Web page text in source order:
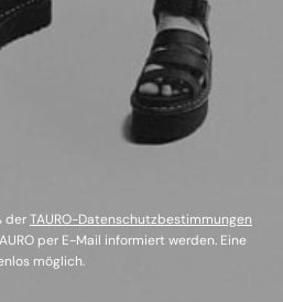
derTAURO-Datenschutzbestimmungen
per E-Mail informiert werden. Eine
möglich.